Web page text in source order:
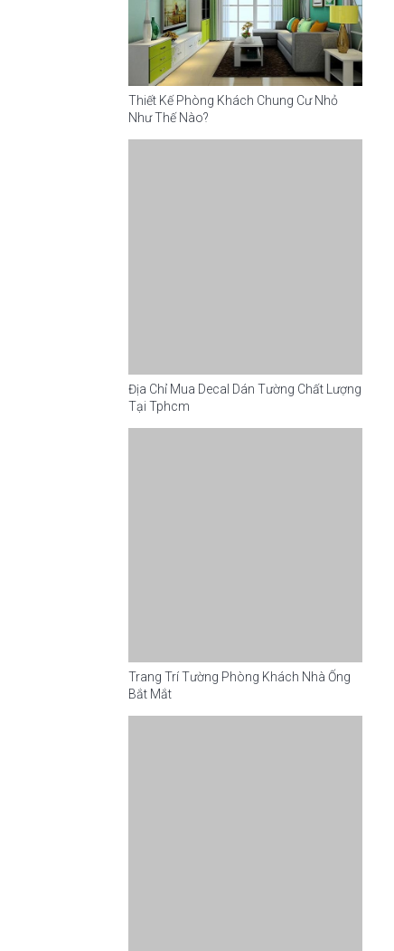
Thiết Kế Phòng Khách Chung Cư Nhỏ
Như Thế Nào?
Địa Chỉ Mua Decal Dán Tường Chất Lượng
Tại Tphcm
Trang Trí Tường Phòng Khách Nhà Ống
Bắt Mắt